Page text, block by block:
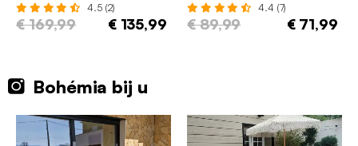
4.5 (2)
€ 169,99 € 135,99
4.4 (7)
€ 89,99 € 71,99
Bohémia bij u